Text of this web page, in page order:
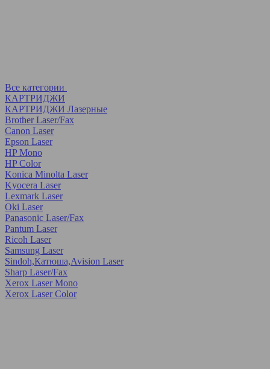
Все категории
КАРТРИДЖИ
КАРТРИДЖИ Лазерные
Brother Laser/Fax
Canon Laser
Epson Laser
HP Mono
HP Color
Konica Minolta Laser
Kyocera Laser
Lexmark Laser
Oki Laser
Panasonic Laser/Fax
Pantum Laser
Ricoh Laser
Samsung Laser
Sindoh,Катюша,Avision Laser
Sharp Laser/Fax
Xerox Laser Mono
Xerox Laser Color